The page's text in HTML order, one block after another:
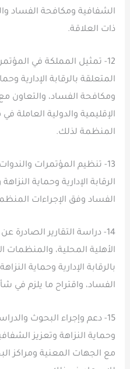
الشفافية ومكافحة الفساد
ذات العلاقة.
12- تمثيل المملكة في
المتعلقة بالرقابة الإدارية
ومكافحة الفساد، والتعاون
الإقليمية والدولية العاملة
المنظمة لذلك.
13- تنظيم المؤتمرات
الرقابة الإدارية وحماية
الفساد وفق الإجراءات
14- دراسة التقارير
الأهلية المحلية، والمنظمات
بالرقابة الإدارية وحماية
الفساد، واقتراح ما يلزم في
15- دعم وإجراء البحوث
وحماية النزاهة وتعزيز
مع الجهات المعنية ومراكز